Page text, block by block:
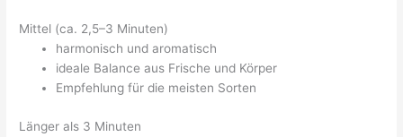
Mittel (ca. 2,5–3 Minuten)
harmonisch und aromatisch
ideale Balance aus Frische und Körper
Empfehlung für die meisten Sorten
Länger als 3 Minuten